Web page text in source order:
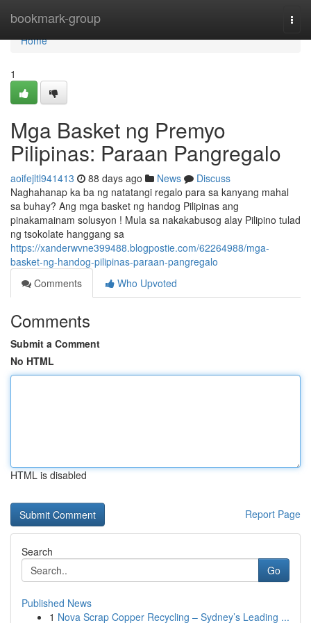
bookmark-group
Home
Home
1
Mga Basket ng Premyo
Pilipinas: Paraan Pangregalo
aoifejltl941413 88 days ago News
Discuss
Naghahanap ka ba ng natatangi regalo para sa kanyang mahal
sa buhay? Ang mga basket ng handog Pilipinas ang
pinakamainam solusyon ! Mula sa nakakabusog alay Pilipino tulad
ng tsokolate hanggang sa
https://xanderwvne399488.blogpostie.com/62264988/mga-
basket-ng-handog-pilipinas-paraan-pangregalo
Comments
Who Upvoted
Comments
Submit a Comment
No HTML
HTML is disabled
Report Page
Search
Go
Published News
1 Nova Scrap Copper Recycling – Sydney’s Leading ...